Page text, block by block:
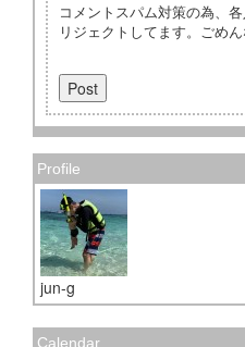
コメントスパム対策の為、
リジェクトしてます。ごめん
Profile
jun-g
Calendar